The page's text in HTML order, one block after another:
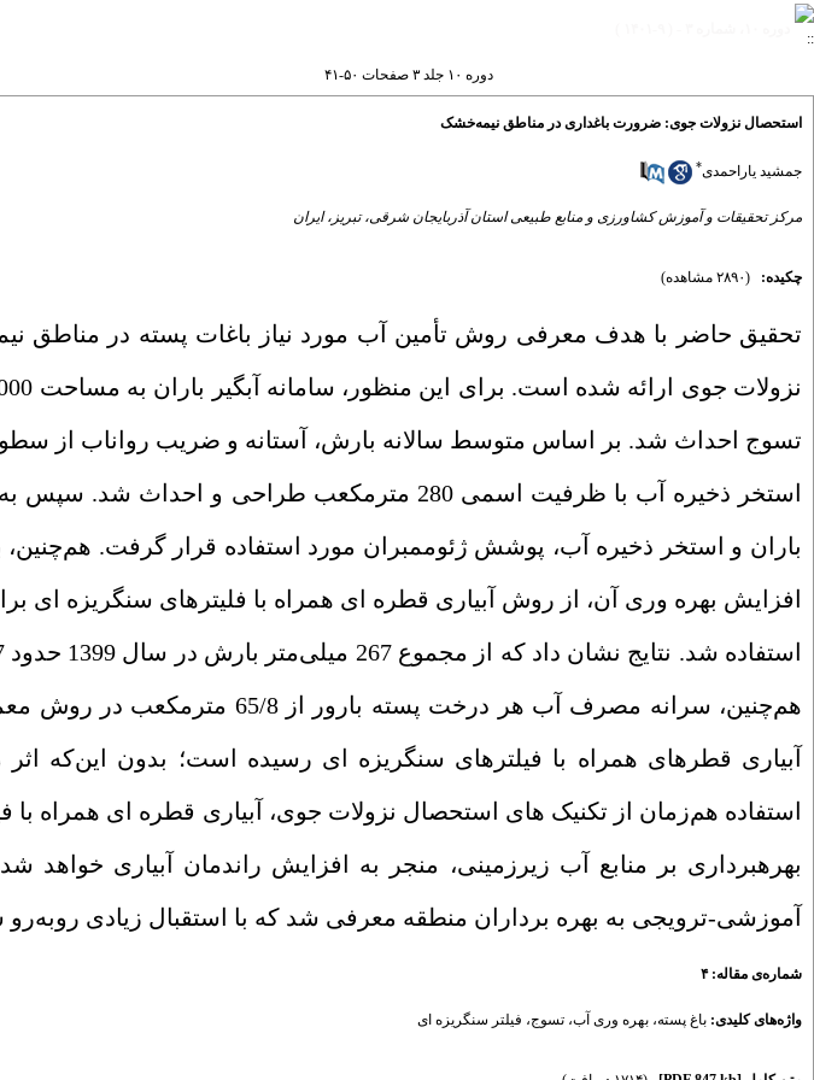
دوره ۱۰ جلد ۳ صفحات ۵۰-۴۱
استحصال نزولات جوی: ضرورت باغداری در مناطق نیمه‌خشک
جمشید یاراحمدی*
مرکز تحقیقات و آموزش کشاورزی و منابع طبیعی استان آذربایجان شرقی، تبریز، ایران
چکیده: (۲۸۹۰ مشاهده)
تحقیق حاضر با هدف معرفی روش تأمین آب مورد نیاز باغات پسته در مناطق
تسوج احداث شد. بر اساس متوسط سالانه بارش، آستانه و ضریب رواناب از
استخر ذخیره آب با ظرفیت اسمی 280 مترمکعب طراحی و
باران و استخر ذخیره آب، پوشش ژئوممبران مورد استفاده قرار گرفت.
افزایش بهره ­وری آن، از روش آبیاری قطره ­ای همراه با فلیترهای سنگریزه­ ای
هم‌چنین، سرانه مصرف آب هر درخت پسته بارور از 65/8 مترمکعب در روش معمول قطره­ای به یک مترمکعب
آبیاری قطره­ای همراه با فیلترهای سنگریزه ­ای رسیده است؛ بدون این‌که
استفاده هم‌زمان از تکنیک­ های استحصال نزولات جوی، آبیاری قطره ­ای همراه
بهره­برداری بر منابع آب زیرزمینی، منجر به افزایش راندمان آبیاری خواهد
آموزشی-ترویجی به بهره­ برداران منطقه معرفی شد که با استقبال زیادی
شماره‌ی مقاله: ۴
واژه‌های کلیدی: باغ پسته، بهره وری آب، تسوج، فیلتر سنگریزه ای